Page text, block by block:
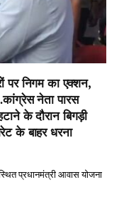
पर निगम का एक्शन,
नेता पारस
के दौरान बिगड़ी
के बाहर धरना
प्रधानमंत्री आवास योजना